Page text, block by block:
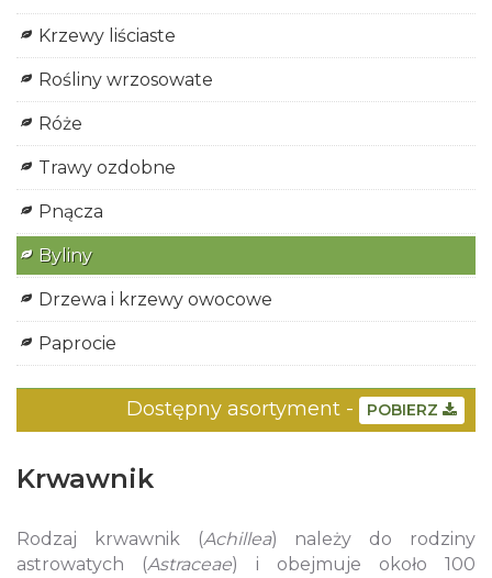
Krzewy liściaste
Rośliny wrzosowate
Róże
Trawy ozdobne
Pnącza
Byliny
Drzewa i krzewy owocowe
Paprocie
Dostępny asortyment - POBIERZ
Krwawnik
Rodzaj krwawnik (Achillea) należy do rodziny
astrowatych (Astraceae) i obejmuje około 100